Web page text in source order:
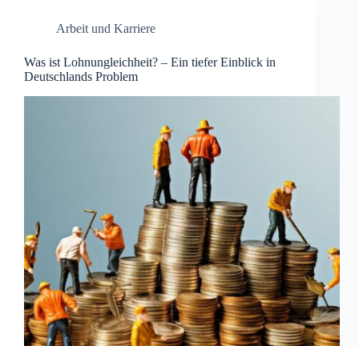
Arbeit und Karriere
Was ist Lohnungleichheit? – Ein tiefer Einblick in
Deutschlands Problem